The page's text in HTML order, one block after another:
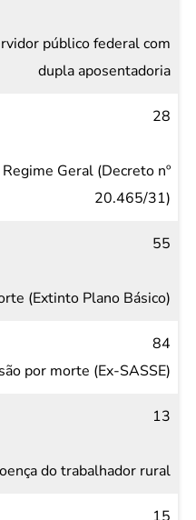
público federal com
dupla aposentadoria
28
Geral (Decreto nº
20.465/31)
55
(Extinto Plano Básico)
84
por morte (Ex-SASSE)
13
do trabalhador rural